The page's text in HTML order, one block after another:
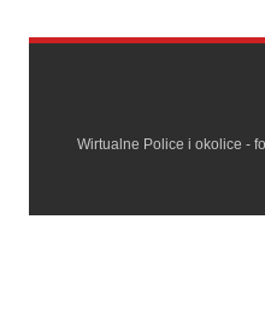
Wirtualne Police i okolice -